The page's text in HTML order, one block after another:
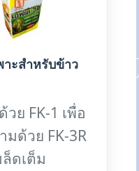
าะสำหรับข้าว
ย FK-1 เพื่อ
มด้วย FK-3R
ล็ดเต็ม